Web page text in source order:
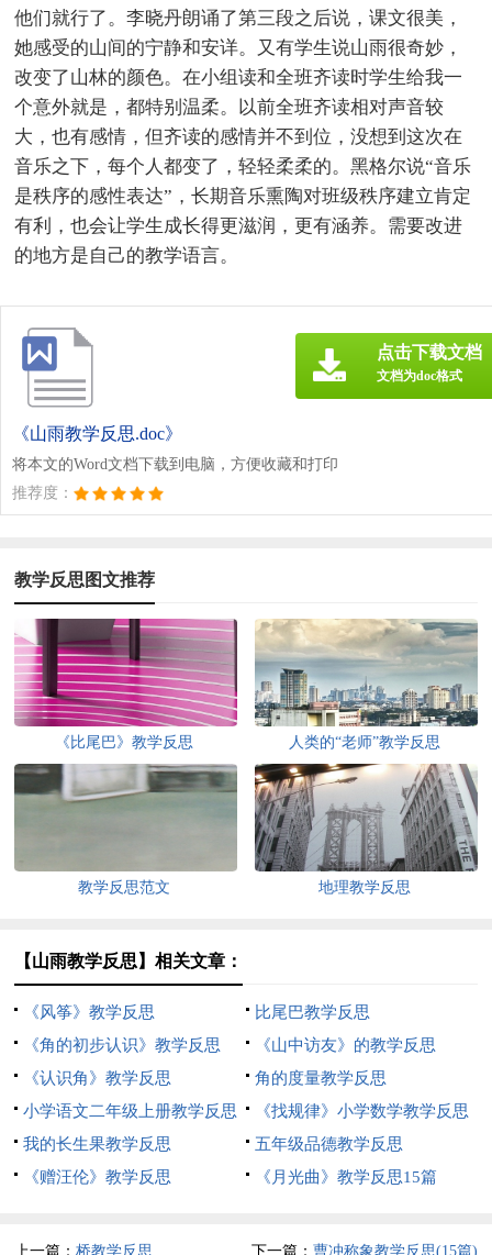
他们就行了。李晓丹朗诵了第三段之后说，课文很美，
她感受的山间的宁静和安详。又有学生说山雨很奇妙，
改变了山林的颜色。在小组读和全班齐读时学生给我一
个意外就是，都特别温柔。以前全班齐读相对声音较
大，也有感情，但齐读的感情并不到位，没想到这次在
音乐之下，每个人都变了，轻轻柔柔的。黑格尔说“音乐
是秩序的感性表达”，长期音乐熏陶对班级秩序建立肯定
有利，也会让学生成长得更滋润，更有涵养。需要改进
的地方是自己的教学语言。
《山雨教学反思.doc》
将本文的Word文档下载到电脑，方便收藏和打印
推荐度：
点击下载文档
文档为doc格式
教学反思图文推荐
《比尾巴》教学反思 人类的“老师”教学反思
教学反思范文 地理教学反思
【山雨教学反思】相关文章：
《风筝》教学反思
比尾巴教学反思
《角的初步认识》教学反思
《山中访友》的教学反思
《认识角》教学反思
角的度量教学反思
小学语文二年级上册教学反思
《找规律》小学数学教学反思
我的长生果教学反思
五年级品德教学反思
《赠汪伦》教学反思
《月光曲》教学反思15篇
上一篇：桥教学反思 下一篇： 曹冲称象教学反思(15篇)